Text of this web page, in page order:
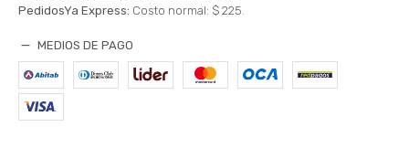
PedidosYa Express: Costo normal: $ 225.
MEDIOS DE PAGO